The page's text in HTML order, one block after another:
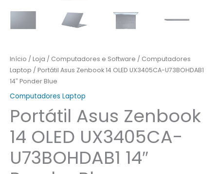
Início / Loja / Computadores e Software / Computadores
Laptop / Portátil Asus Zenbook 14 OLED UX3405CA-U73BOHDAB1
14″ Ponder Blue
Computadores Laptop
Portátil Asus Zenbook
14 OLED UX3405CA-
U73BOHDAB1 14″